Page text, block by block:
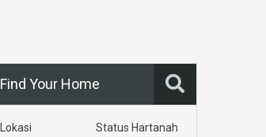
Find Your Home
Lokasi Status Hartanah